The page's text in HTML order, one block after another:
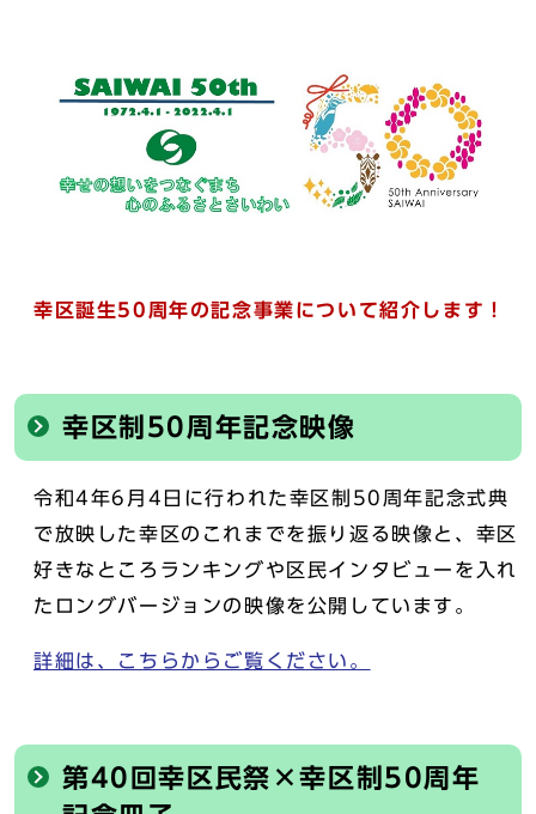
幸区誕生50周年の記念事業について紹介します！
幸区制50周年記念映像
令和4年6月4日に行われた幸区制50周年記念式典
で放映した幸区のこれまでを振り返る映像と、幸区
好きなところランキングや区民インタビューを入れ
たロングバージョンの映像を公開しています。
詳細は、こちらからご覧ください。
第40回幸区民祭×幸区制50周年